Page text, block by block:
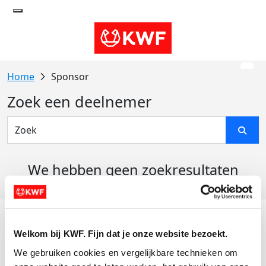
Welkom bij KWF. Fijn dat je onze website bezoekt.
We gebruiken cookies en vergelijkbare technieken om
Sponsor
Zoek een deelnemer
We hebben geen zoekresultaten
Actiematerialen
Evenementen